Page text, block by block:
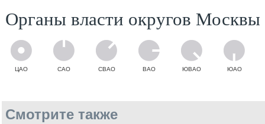
Органы власти округов Москвы
ЦАО САО СВАО ВАО ЮВАО ЮАО
Смотрите также